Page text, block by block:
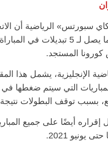
سبورتس» الرياضية أن
مؤقت للفرق إجراء ما يصل
المستجد.
التي سيتم ضغطها
بسبب توقف البطولات
أيضًا على جميع